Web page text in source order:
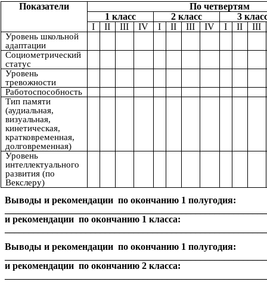
Показатели
По четвертям
1 класс
2 класс
3
I
II III IV I II III IV I II III
Уровень школьной
адаптации
Социометрический
статус
Уровень
тревожности
Работоспособность
Тип памяти
(аудиальная,
визуальная,
кинетическая,
кратковременная,
долговременная)
Уровень
интеллектуального
развития (по
Векслеру)
Выводы и рекомендации по окончанию 1 полугодия:
и рекомендации по окончанию 1 класса:
Выводы и рекомендации по окончанию 1 полугодия:
и рекомендации по окончанию 2 класса: